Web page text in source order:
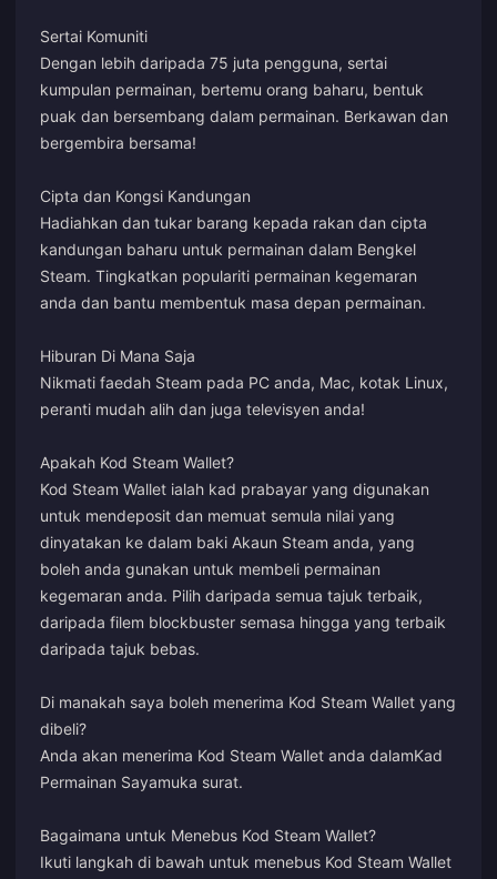
Sertai Komuniti
Dengan lebih daripada 75 juta pengguna, sertai
kumpulan permainan, bertemu orang baharu, bentuk
puak dan bersembang dalam permainan. Berkawan dan
bergembira bersama!
Cipta dan Kongsi Kandungan
Hadiahkan dan tukar barang kepada rakan dan cipta
kandungan baharu untuk permainan dalam Bengkel
Steam. Tingkatkan populariti permainan kegemaran
anda dan bantu membentuk masa depan permainan.
Hiburan Di Mana Saja
Nikmati faedah Steam pada PC anda, Mac, kotak Linux,
peranti mudah alih dan juga televisyen anda!
Apakah Kod Steam Wallet?
Kod Steam Wallet ialah kad prabayar yang digunakan
untuk mendeposit dan memuat semula nilai yang
dinyatakan ke dalam baki Akaun Steam anda, yang
boleh anda gunakan untuk membeli permainan
kegemaran anda. Pilih daripada semua tajuk terbaik,
daripada filem blockbuster semasa hingga yang terbaik
daripada tajuk bebas.
Di manakah saya boleh menerima Kod Steam Wallet yang
dibeli?
Anda akan menerima Kod Steam Wallet anda dalamKad
Permainan Sayamuka surat.
Bagaimana untuk Menebus Kod Steam Wallet?
Ikuti langkah di bawah untuk menebus Kod Steam Wallet